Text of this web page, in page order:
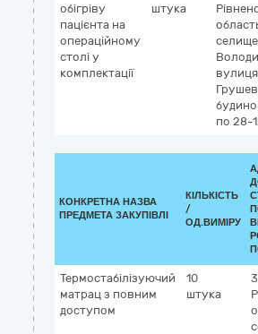
обігріву
пацієнта на
операційному
столі у
комплектації
штука
селище
вулиця
по 28-
КОНКРЕТНА НАЗВА
ПРЕДМЕТА ЗАКУПІВЛІ
КІЛЬКІСТЬ
/
ОД.ВИМІРУ
Термостабілізуючий
матрац з повним
доступом
10
штука